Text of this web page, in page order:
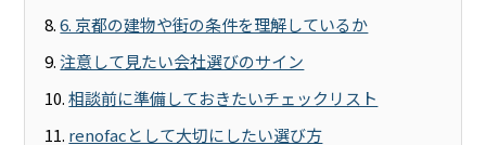
6. 京都の建物や街の条件を理解しているか
注意して見たい会社選びのサイン
相談前に準備しておきたいチェックリスト
renofacとして大切にしたい選び方